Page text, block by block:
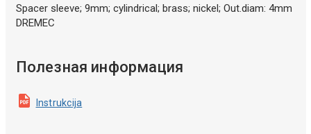
Spacer sleeve; 9mm; cylindrical; brass; nickel; Out.diam: 4mm
DREMEC
Полезная информация
Instrukcija